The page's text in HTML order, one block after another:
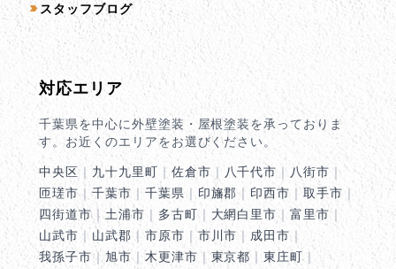
スタッフブログ
対応エリア
千葉県を中心に外壁塗装・屋根塗装を承っておりま
す。お近くのエリアをお選びください。
中央区｜ 九十九里町 ｜ 佐倉市 ｜ 八千代市 ｜ 八街市 ｜
匝瑳市｜ 千葉市 ｜千葉県 ｜ 印旛郡 ｜ 印西市 ｜取手市 ｜
四街道市｜ 土浦市 ｜ 多古町 ｜ 大網白里市 ｜富里市 ｜
山武市 ｜ 山武郡 ｜ 市原市 ｜ 市川市 ｜ 成田市 ｜
我孫子市｜ 旭市 ｜木更津市 ｜ 東京都 ｜東庄町｜